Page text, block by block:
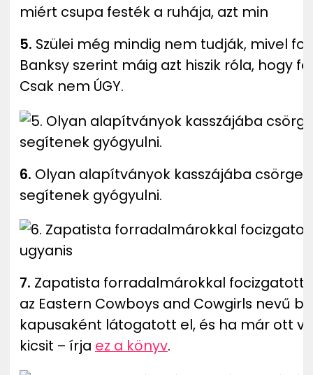
5. Szülei még mindig nem tudják, mivel
Banksy szerint máig azt hiszik róla, hogy
Csak nem ÚGY.
6. Olyan alapítványok kasszájába
segítenek gyógyulni.
7. Zapatista forradalmárokkal focizgatott
az Eastern Cowboys and Cowgirls nevű
kapusaként látogatott el, és ha már ott
kicsit – írja ez a könyv.